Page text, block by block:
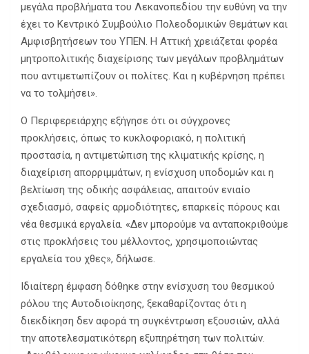
μεγάλα προβλήματα του Λεκανοπεδίου την ευθύνη να την
έχει το Κεντρικό Συμβούλιο Πολεοδομικών Θεμάτων και
Αμφισβητήσεων του ΥΠΕΝ. Η Αττική χρειάζεται φορέα
μητροπολιτικής διαχείρισης των μεγάλων προβλημάτων
που αντιμετωπίζουν οι πολίτες. Και η κυβέρνηση πρέπει
να το τολμήσει».
Ο Περιφερειάρχης εξήγησε ότι οι σύγχρονες
προκλήσεις, όπως το κυκλοφοριακό, η πολιτική
προστασία, η αντιμετώπιση της κλιματικής κρίσης, η
διαχείριση απορριμμάτων, η ενίσχυση υποδομών και η
βελτίωση της οδικής ασφάλειας, απαιτούν ενιαίο
σχεδιασμό, σαφείς αρμοδιότητες, επαρκείς πόρους και
νέα θεσμικά εργαλεία. «Δεν μπορούμε να ανταποκριθούμε
στις προκλήσεις του μέλλοντος, χρησιμοποιώντας
εργαλεία του χθες», δήλωσε.
Ιδιαίτερη έμφαση δόθηκε στην ενίσχυση του θεσμικού
ρόλου της Αυτοδιοίκησης, ξεκαθαρίζοντας ότι η
διεκδίκηση δεν αφορά τη συγκέντρωση εξουσιών, αλλά
την αποτελεσματικότερη εξυπηρέτηση των πολιτών.